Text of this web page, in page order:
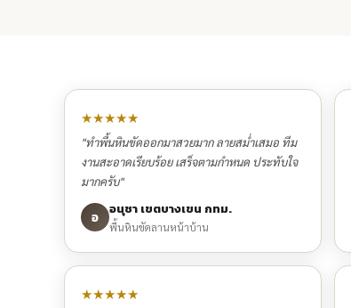
★★★★★
"ทำพื้นหินขัดออกมาสวยมาก ลายสม่ำเสมอ ทีม
งานสะอาดเรียบร้อย เสร็จตามกำหนด ประทับใจ
มากครับ"
อ อนุชา เขตบางเขน กทม.
พื้นหินขัดลานหน้าบ้าน
★★★★★